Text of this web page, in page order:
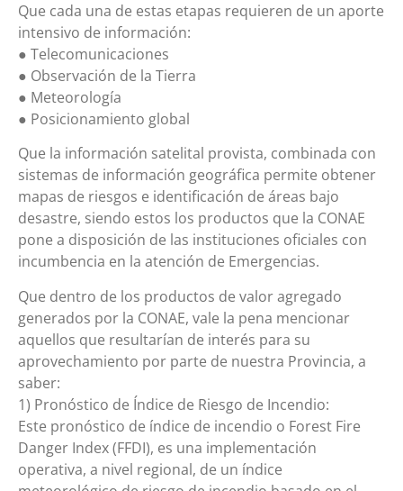
Que cada una de estas etapas requieren de un aporte
intensivo de información:
● Telecomunicaciones
● Observación de la Tierra
● Meteorología
● Posicionamiento global
Que la información satelital provista, combinada con
sistemas de información geográfica permite obtener
mapas de riesgos e identificación de áreas bajo
desastre, siendo estos los productos que la CONAE
pone a disposición de las instituciones oficiales con
incumbencia en la atención de Emergencias.
Que dentro de los productos de valor agregado
generados por la CONAE, vale la pena mencionar
aquellos que resultarían de interés para su
aprovechamiento por parte de nuestra Provincia, a
saber:
1) Pronóstico de Índice de Riesgo de Incendio:
Este pronóstico de índice de incendio o Forest Fire
Danger Index (FFDI), es una implementación
operativa, a nivel regional, de un índice